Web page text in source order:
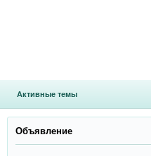
Активные темы
Объявление